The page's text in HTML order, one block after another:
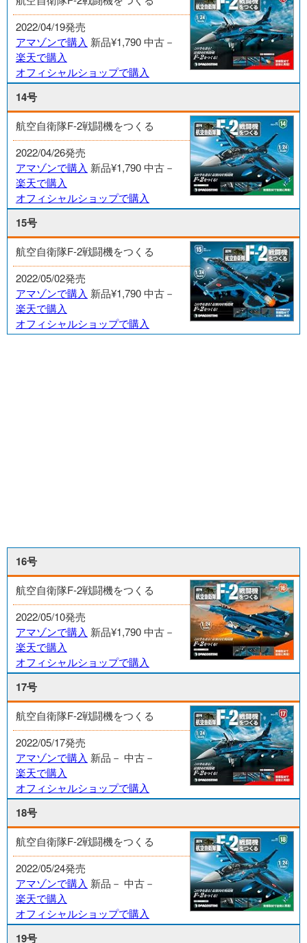
2022/04/19発売
アマゾンで購入 新品¥1,790中古－
楽天で購入
オフィシャルショップで購入
14号
航空自衛隊F-2戦闘機をつくる
2022/04/26発売
アマゾンで購入 新品¥1,790中古－
楽天で購入
オフィシャルショップで購入
15号
航空自衛隊F-2戦闘機をつくる
2022/05/02発売
アマゾンで購入 新品¥1,790中古－
楽天で購入
オフィシャルショップで購入
16号
航空自衛隊F-2戦闘機をつくる
2022/05/10発売
アマゾンで購入 新品¥1,790中古－
楽天で購入
オフィシャルショップで購入
17号
航空自衛隊F-2戦闘機をつくる
2022/05/17発売
アマゾンで購入 新品－ 中古－
楽天で購入
オフィシャルショップで購入
18号
航空自衛隊F-2戦闘機をつくる
2022/05/24発売
アマゾンで購入 新品－ 中古－
楽天で購入
オフィシャルショップで購入
19号